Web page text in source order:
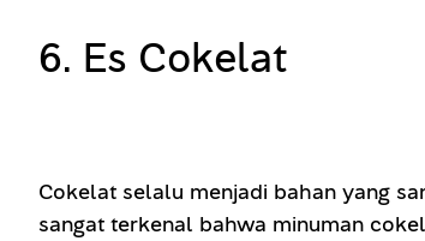
6. Es Cokelat
Cokelat selalu menjadi bahan yang
sangat terkenal bahwa minuman